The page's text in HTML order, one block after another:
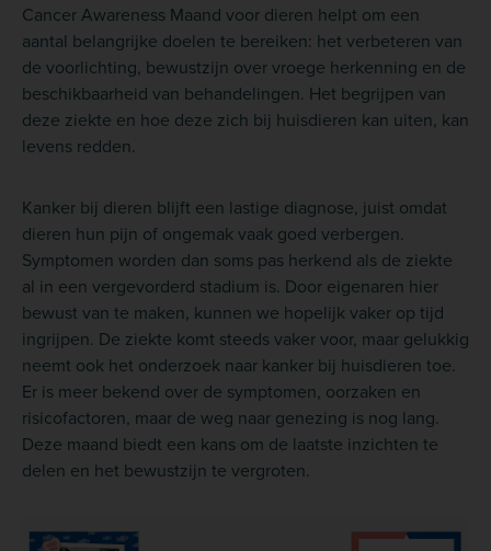
Cancer Awareness Maand voor dieren helpt om een
aantal belangrijke doelen te bereiken: het verbeteren van
de voorlichting, bewustzijn over vroege herkenning en de
beschikbaarheid van behandelingen. Het begrijpen van
deze ziekte en hoe deze zich bij huisdieren kan uiten, kan
levens redden.
Kanker bij dieren blijft een lastige diagnose, juist omdat
dieren hun pijn of ongemak vaak goed verbergen.
Symptomen worden dan soms pas herkend als de ziekte
al in een vergevorderd stadium is. Door eigenaren hier
bewust van te maken, kunnen we hopelijk vaker op tijd
ingrijpen. De ziekte komt steeds vaker voor, maar gelukkig
neemt ook het onderzoek naar kanker bij huisdieren toe.
Er is meer bekend over de symptomen, oorzaken en
risicofactoren, maar de weg naar genezing is nog lang.
Deze maand biedt een kans om de laatste inzichten te
delen en het bewustzijn te vergroten.